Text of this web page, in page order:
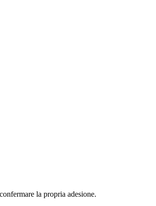
la propria adesione.